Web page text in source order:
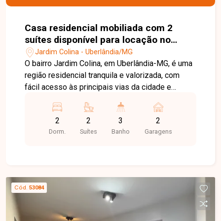
Casa residencial mobiliada com 2
suítes disponível para locação no
bairro Jardim Colina em Uberlândia-
MG
Jardim Colina - Uberlândia/MG
O bairro Jardim Colina, em Uberlândia-MG, é uma
região residencial tranquila e valorizada, com
fácil acesso às principais vias da cidade e
supermercados, escolas, farmácias e diversos
comércios, oferece praticidade, segurança e
qualidade de vida para toda a família. Linda casa
rack/painel com TV, mesa com cadeiras e
cortinas, lavabo, cozinha com armários
planejados, bancada, geladeira, cooktop e
eletrodomésticos, além de área de serviço com
2
Dorm.
2
Suítes
3
Banho
2
Garagens
Cód. 53084